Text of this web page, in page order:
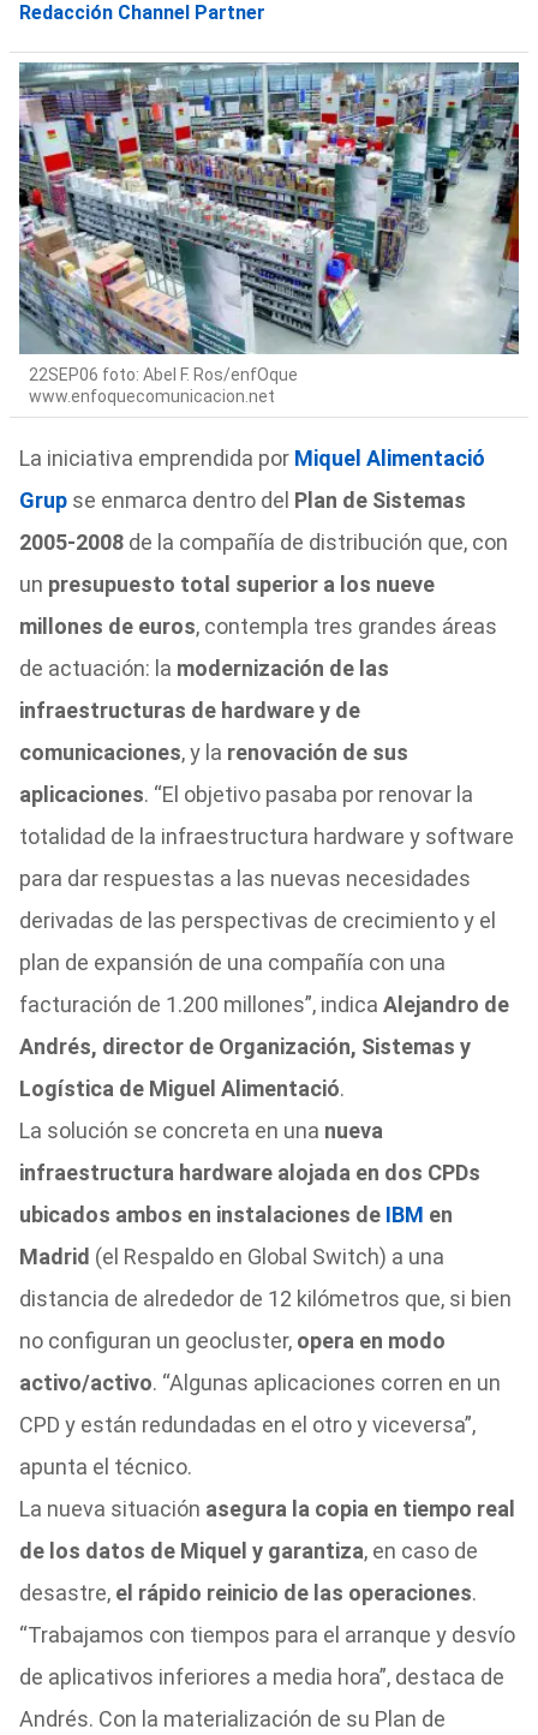
Redacción Channel Partner
22SEP06 foto: Abel F. Ros/enfOque
www.enfoquecomunicacion.net
La iniciativa emprendida por Miquel Alimentació
Grup se enmarca dentro del Plan de Sistemas
2005-2008de la compañía de distribución que, con
un presupuesto total superior a los nueve
millones de euros, contempla tres grandes áreas
de actuación: la modernización de las
infraestructuras de hardware y de
comunicaciones, y la renovación de sus
aplicaciones. “El objetivo pasaba por renovar la
totalidad de la infraestructura hardware y software
para dar respuestas a las nuevas necesidades
derivadas de las perspectivas de crecimiento y el
plan de expansión de una compañía con una
facturación de 1.200 millones”, indica Alejandro de
Andrés, director de Organización, Sistemas y
Logística de Miguel Alimentació.
La solución se concreta en una nueva
infraestructura hardware alojada en dos CPDs
ubicados ambos en instalaciones de IBM en
Madrid (el Respaldo en Global Switch) a una
distancia de alrededor de 12 kilómetros que, si bien
no configuran un geocluster, opera en modo
activo/activo. “Algunas aplicaciones corren en un
CPD y están redundadas en el otro y viceversa”,
apunta el técnico.
La nueva situación asegura la copia en tiempo real
de los datos de Miquel y garantiza, en caso de
desastre, el rápido reinicio de las operaciones.
“Trabajamos con tiempos para el arranque y desvío
de aplicativos inferiores a media hora”, destaca de
Andrés. Con la materialización de su Plan de